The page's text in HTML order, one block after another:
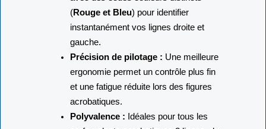
avec des codes couleurs distincts
(Rouge et Bleu ) pour identifier
instantanément vos lignes droite et
gauche.
Précision de pilotage :Une meilleure
ergonomie permet un contrôle plus fin
et une fatigue réduite lors des figures
acrobatiques.